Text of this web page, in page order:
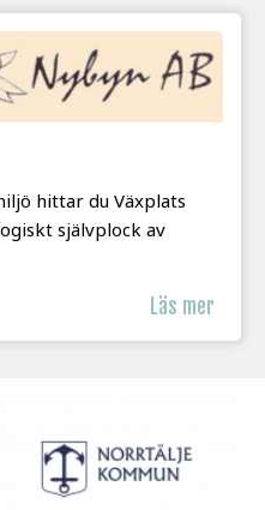
hittar du Växplats
självplock av
Läs mer